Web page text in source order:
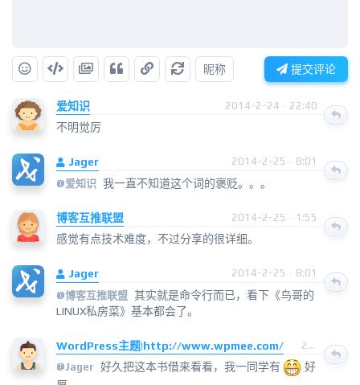
昵称 提交评论
爱知识 2014-2-24 · 22:40
不明觉厉
Jager
2014-2-25 · 8:01
@爱知识 我一直不知道这个词的褒贬。。。
博客互推联盟 2014-2-25 · 1:55
感觉有点技术难度，不过分享的很详细。
Jager
2014-2-25 · 8:01
@博客互推联盟 其实就是命令行而已，看下《鸟哥的
LINUX私房菜》基本都会了。
WordPress主题|http://www.wpmee.com/
2014-2-25 · 9:06
@Jager 好久把这本书借来看看，我一同学有
好